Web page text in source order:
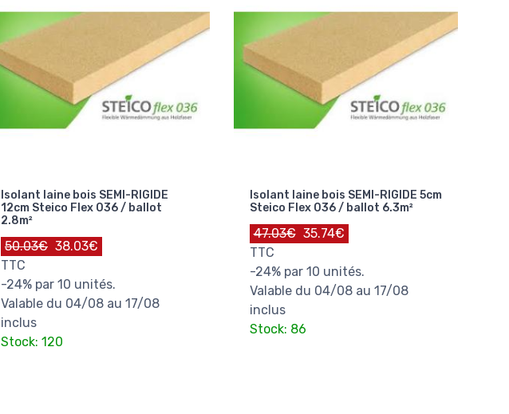
Isolant laine bois SEMI-RIGIDE
12cm Steico Flex 036 / ballot
2.8m²
50.03€ 38.03€
TTC
-24% par 10 unités.
Valable du 04/08 au 17/08
inclus
Stock: 120
Isolant laine bois SEMI-RIGIDE 5cm
Steico Flex 036 / ballot 6.3m²
47.03€ 35.74€
TTC
-24% par 10 unités.
Valable du 04/08 au 17/08
inclus
Stock: 86